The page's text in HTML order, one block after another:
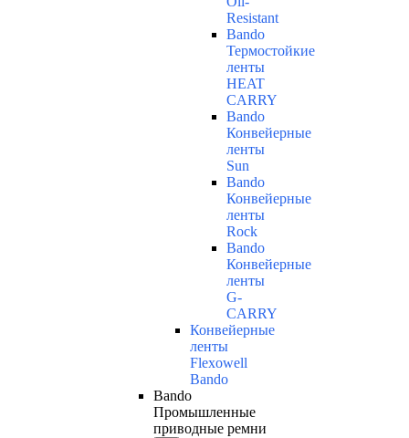
Resistant
Bando
Термостойкие
ленты
HEAT
CARRY
Bando
Конвейерные
ленты
Sun
Bando
Конвейерные
ленты
Rock
Bando
Конвейерные
ленты
G-
CARRY
Конвейерные
ленты
Flexowell
Bando
Bando
Промышленные
приводные ремни